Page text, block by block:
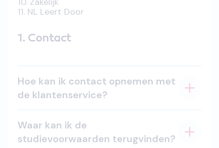
11. NL Leert Door
1. Contact
Hoe kan ik contact opnemen met
de klantenservice?
Waar kan ik de
studievoorwaarden terugvinden?